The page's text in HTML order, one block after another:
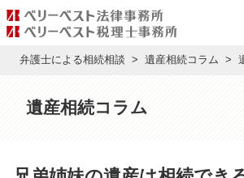
弁護士による相続相談 遺産相続コラム
遺産相続コラム